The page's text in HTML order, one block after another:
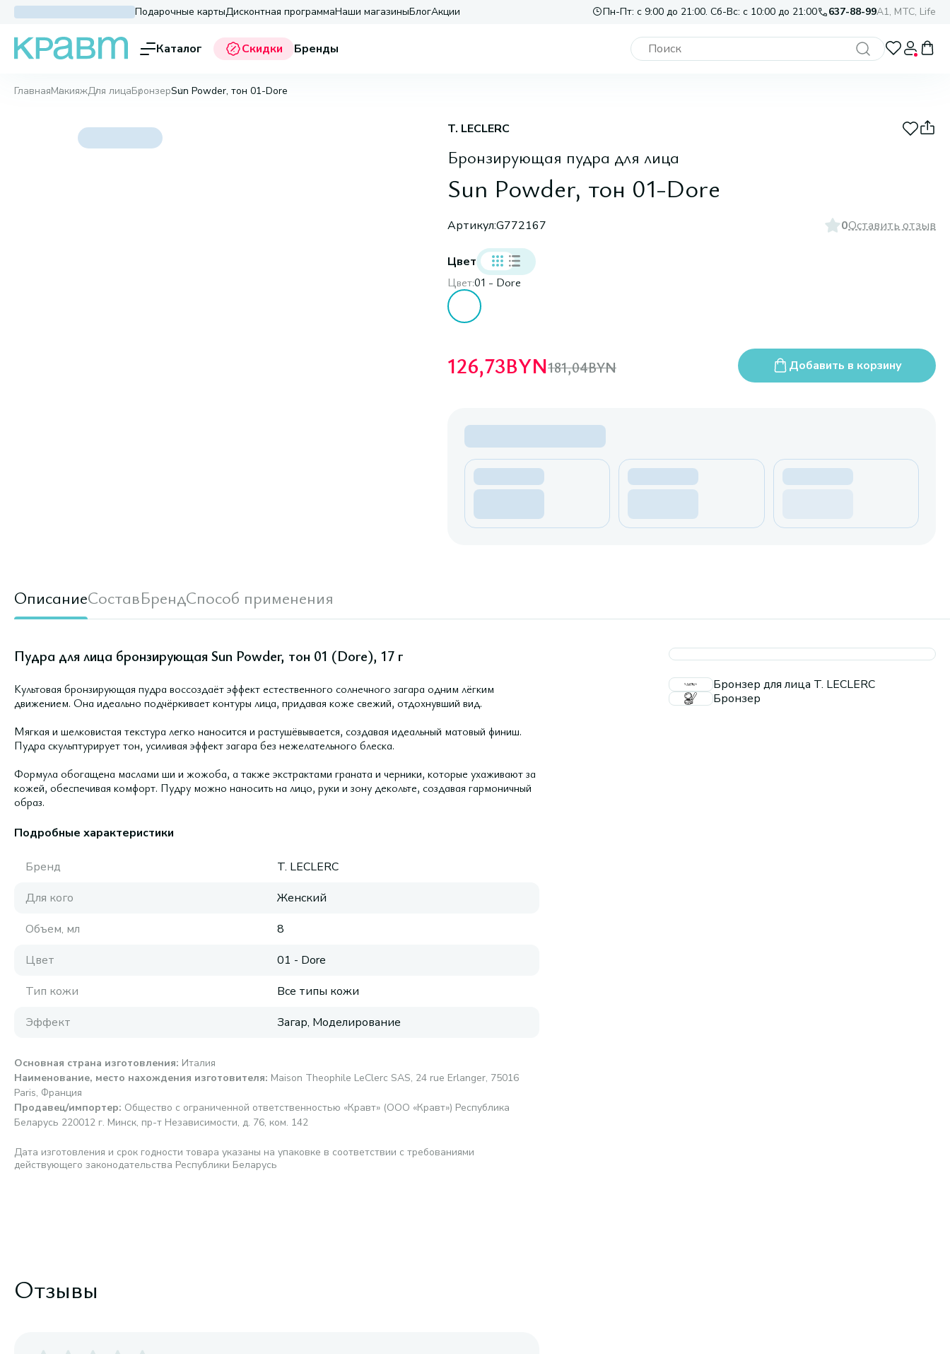
Подарочные картыДисконтная программаНаши магазиныБлогАкции Пн-Пт: с 9:00 до 21:00. Сб-Вс: с 10:00 до 21:00 637-88-99A1, МТС, Life
Каталог Скидки Бренды
ГлавнаяМакияжДля лицаБронзерSun Powder, тон 01-Dore
T. LECLERC
Бронзирующая пудра для лица
Sun Powder, тон 01-Dore
Артикул:G772167 0Оставить отзыв
Цвет
Цвет:01 - Dore
126,73BYN181,04BYN Добавить в корзину
ОписаниеСоставБрендСпособ применения
Пудра для лица бронзирующая Sun Powder, тон 01 (Dore), 17 г
Культовая бронзирующая пудра воссоздаёт эффект естественного солнечного загара одним лёгким
движением. Она идеально подчёркивает контуры лица, придавая коже свежий, отдохнувший вид.
Мягкая и шелковистая текстура легко наносится и растушёвывается, создавая идеальный матовый финиш.
Пудра скульптурирует тон, усиливая эффект загара без нежелательного блеска.
Формула обогащена маслами ши и жожоба, а также экстрактами граната и черники, которые ухаживают за
кожей, обеспечивая комфорт. Пудру можно наносить на лицо, руки и зону декольте, создавая гармоничный
образ.
Подробные характеристики
Бренд
T. LECLERC
Для кого
Женский
Объем, мл
8
Цвет
01 - Dore
Тип кожи
Все типы кожи
Эффект
Загар, Моделирование
Основная страна изготовления: Италия
Наименование, место нахождения изготовителя: Maison Theophile LeClerc SAS, 24 rue Erlanger, 75016
Paris, Франция
Продавец/импортер: Общество с ограниченной ответственностью «Кравт» (ООО «Кравт») Республика
Беларусь 220012 г. Минск, пр-т Независимости, д. 76, ком. 142
Дата изготовления и срок годности товара указаны на упаковке в соответствии с требованиями
действующего законодательства Республики Беларусь
Бронзер для лица T. LECLERC
Бронзер
Отзывы